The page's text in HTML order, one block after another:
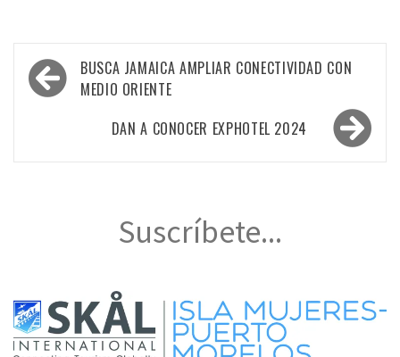
Navegación
de
BUSCA JAMAICA AMPLIAR CONECTIVIDAD CON
MEDIO ORIENTE
DAN A CONOCER EXPHOTEL 2024
Suscríbete...